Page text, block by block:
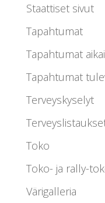
Staattiset sivut
Tapahtumat
Tapahtumat
Tapahtumat
Terveyskyselyt
Toko
Toko- ja rally-
Värigalleria